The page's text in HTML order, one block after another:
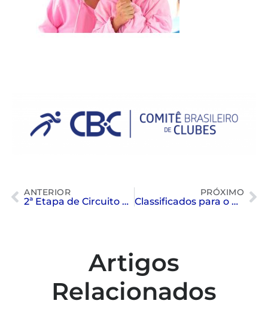
ANTERIOR
2ª Etapa de Circuito Paulista Masters de Natação – “Troféu Burkhard Cordes”
PRÓXIMO
Classificados para o Campeonato Estadual Kim Mollo – Inter Regiões
Artigos
Relacionados